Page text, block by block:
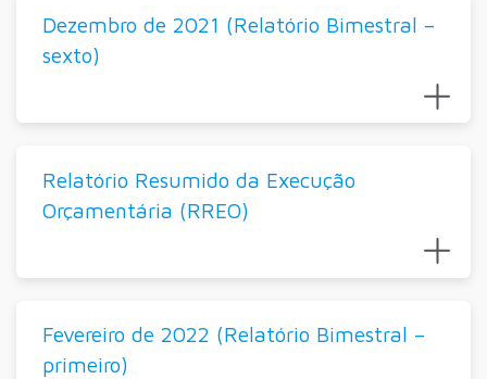
Dezembro de 2021 (Relatório Bimestral –
sexto)
Relatório Resumido da Execução
Orçamentária (RREO)
Fevereiro de 2022 (Relatório Bimestral –
primeiro)